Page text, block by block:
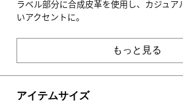
ラベル部分に合成皮革を使用し、カジュア
いアクセントに。
め。
もっと見る
アイテムサイズ